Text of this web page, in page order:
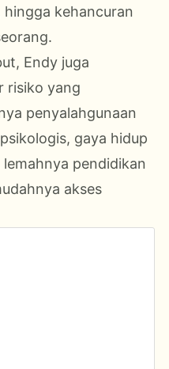
hingga kehancuran
Endy juga
risiko yang
penyalahgunaan
gaya hidup
pendidikan
akses